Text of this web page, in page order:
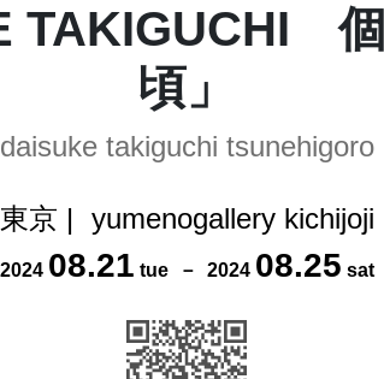
TAKIGUCHI 個
頃」
daisuke takiguchi tsunehigoro
東京 | yumenogallery kichijoji
2024 08.21 tue－ 2024 08.25 sat